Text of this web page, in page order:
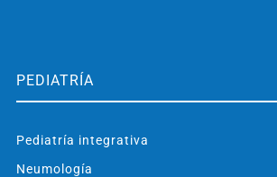
PEDIATRÍA
Pediatría integrativa
Neumología